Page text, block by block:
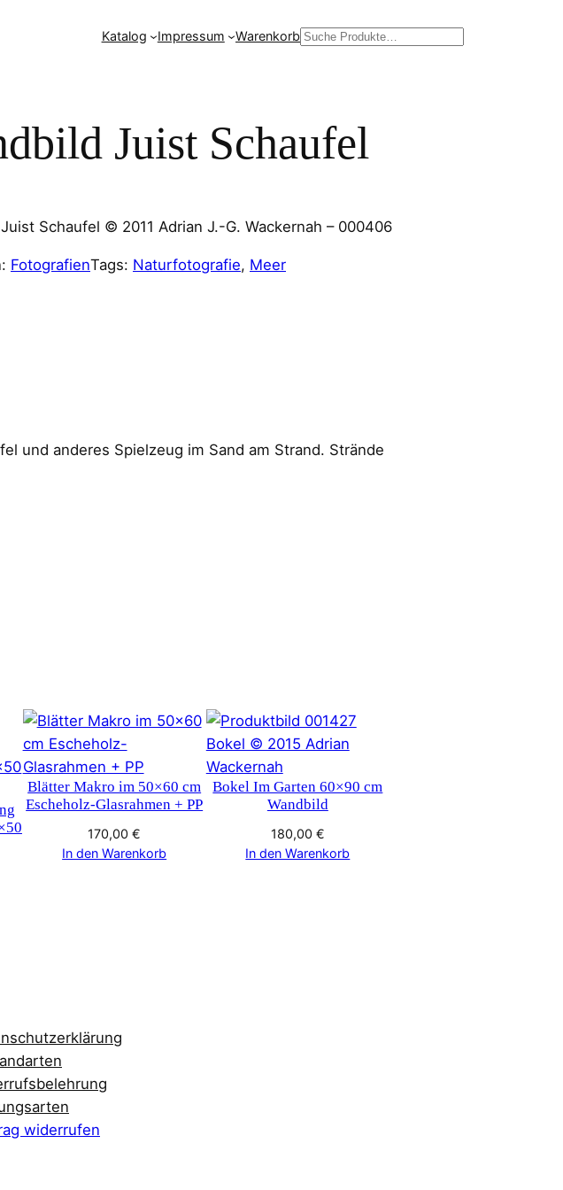
Katalog Impressum WarenkorbSuchen
Juist Schaufel
Schaufel © 2011 Adrian J.-G. Wackernah – 000406
FotografienTags: Naturfotografie, Meer
und anderes Spielzeug im Sand am Strand. Strände
Blätter Makro im 50×60 cm
Escheholz-Glasrahmen + PP
170,00€
In den Warenkorb
Bokel Im Garten 60×90 cm
Wandbild
180,00 €
In den Warenkorb
widerrufen